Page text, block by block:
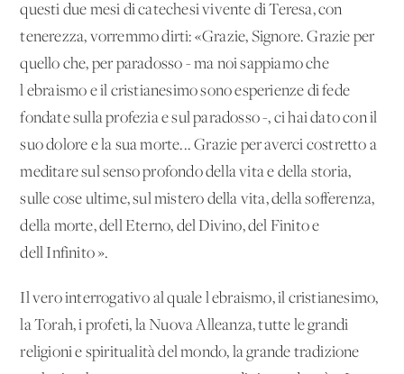
questi due mesi di catechesi vivente di Teresa, con
tenerezza, vorremmo dirti: «Grazie, Signore. Grazie per
quello che, per paradosso - ma noi sappiamo che
l'ebraismo e il cristianesimo sono esperienze di fede
fondate sulla profezia e sul paradosso -, ci hai dato con il
suo dolore e la sua morte... Grazie per averci costretto a
meditare sul senso profondo della vita e della storia,
sulle cose ultime, sul mistero della vita, della sofferenza,
della morte, dell'Eterno, del Divino, del Finito e
dell'Infinito ».
Il vero interrogativo al quale l'ebraismo, il cristianesimo,
la Torah, i profeti, la Nuova Alleanza, tutte le grandi
religioni e spiritualità del mondo, la grande tradizione